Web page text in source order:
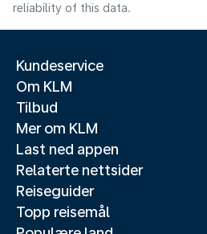
reliability of this data.
Kundeservice
Om KLM
Tilbud
Mer om KLM
Last ned appen
Relaterte nettsider
Reiseguider
Topp reisemål